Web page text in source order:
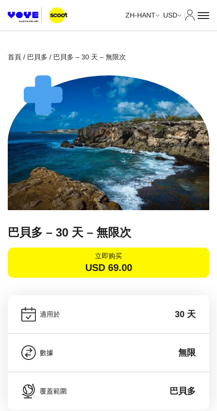
ZH-HANT USD
首頁 / 巴貝多 / 巴貝多 – 30 天 – 無限次
巴貝多 – 30 天 – 無限次
立即购买
USD 69.00
適用於 30 天
數據 無限
覆蓋範圍 巴貝多